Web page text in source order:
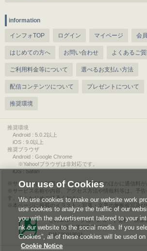
information
インフォTOP ログイン マイページ 会
はじめての方へ お問い合わせ よくあるご
ご利用料金等について 選べるお支払い方法
配信コンテンツについて プレゼントについて
推奨環境
推奨環境
Android : 5.0.2以上
iOS : 9.0以上
推奨ブラウザ
Android : Google Chrome
※Yahoo!ブラウザは非対応です。
iOS : Safari
サービスをご利用されるには、情報料のほかに通信料が
サービス名称や内容、アクセス方法や情報料等は、予
す。あらかじめご了承ください。
本ページに掲載のイラスト・写真・文章の無断複写及び
このエルマークは、レコード会社・映像
ンツを示す登録商標です。
RIAJ00013011
Our use of Cookies
We use cookies to make our website work
use cookies to analyze the traffic of our
you with the advertisement tailored to your
nk our website to the social media. If you
Cookies”, all of these cookies will be used
Cookie Notice